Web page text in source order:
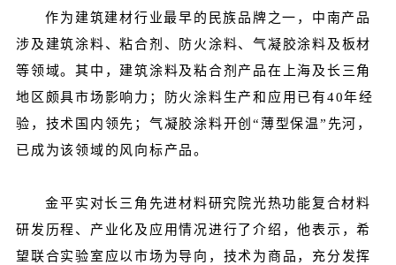
作为建筑建材行业最早的民族品牌之一，中南产品
涉及建筑涂料、粘合剂、防火涂料、气凝胶涂料及板材
等领域。其中，建筑涂料及粘合剂产品在上海及长三角
地区颇具市场影响力；防火涂料生产和应用已有40年经
验，技术国内领先；气凝胶涂料开创“薄型保温”先河，
已成为该领域的风向标产品。
金平实对长三角先进材料研究院光热功能复合材料
研发历程、产业化及应用情况进行了介绍，他表示，希
望联合实验室应以市场为导向，技术为商品，充分发挥